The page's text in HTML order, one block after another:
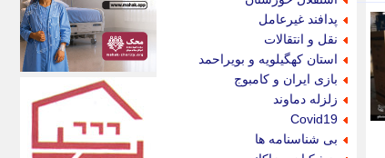
پدافند غیرعامل
نقل و انتقالات
استان کهگیلویه و بویراحمد
بازی ایران و کامبوج
زلزله دماوند
Covid19
بی شناسنامه ها
الف
انتشار آنلاین
اندیشه قرن
اندیشه معاصر
اندیشه ها
انرژی پرس
ای استخدام
ایتنا